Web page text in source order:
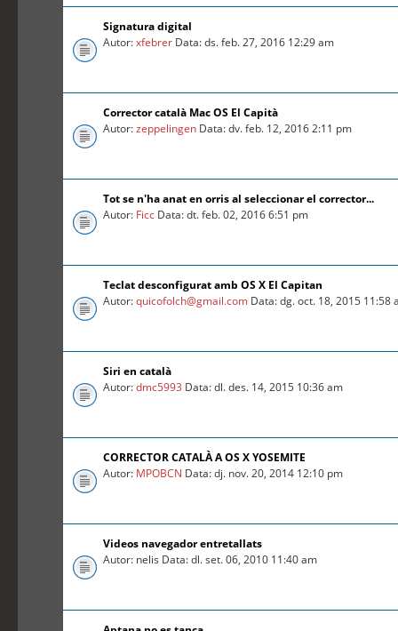
Signatura digital
Autor:xfebrer Data: ds. feb. 27, 2016 12:29 am
Corrector català Mac OS El Capità
Autor:zeppelingen Data: dv. feb. 12, 2016 2:11 pm
Tot se n'ha anat en orris al seleccionar el corrector...
Autor: Ficc Data: dt. feb. 02, 2016 6:51 pm
Teclat desconfigurat amb OS X El Capitan
Autor:quicofolch@gmail.com Data: dg. oct. 18, 2015 11:58
Siri en català
Autor:dmc5993 Data: dl. des. 14, 2015 10:36 am
CORRECTOR CATALÀ A OS X YOSEMITE
Autor: MPOBCN Data: dj. nov. 20, 2014 12:10 pm
Videos navegador entretallats
Autor: nelis Data: dl. set. 06, 2010 11:40 am